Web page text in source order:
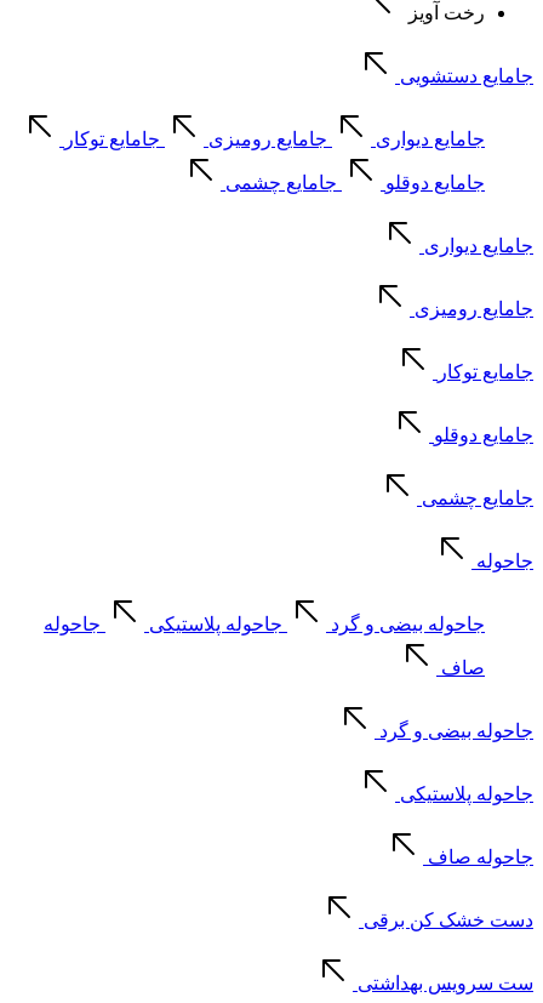
رخت آویز
جامایع دستشویی
جامایع دیواری جامایع رومیزی جامایع توکار
جامایع دوقلو جامایع چشمی
جامایع دیواری
جامایع رومیزی
جامایع توکار
جامایع دوقلو
جامایع چشمی
جاحوله
جاحوله بیضی و گرد جاحوله پلاستیکی جاحوله
صاف
جاحوله بیضی و گرد
جاحوله پلاستیکی
جاحوله صاف
دست خشک کن برقی
ست سرویس بهداشتی